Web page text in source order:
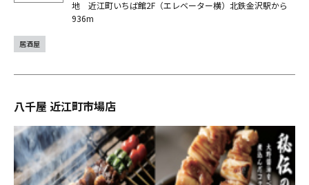
地 近江町いちば館2F（エレベーター横）北鉄金沢駅から
936m
居酒屋
八千屋 近江町市場店